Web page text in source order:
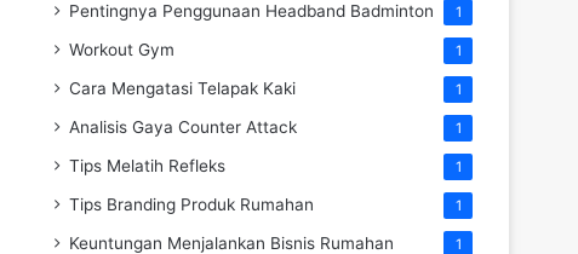
Pentingnya Penggunaan Headband Badminton 1
Workout Gym 1
Cara Mengatasi Telapak Kaki 1
Analisis Gaya Counter Attack 1
Tips Melatih Refleks 1
Tips Branding Produk Rumahan 1
Keuntungan Menjalankan Bisnis Rumahan 1